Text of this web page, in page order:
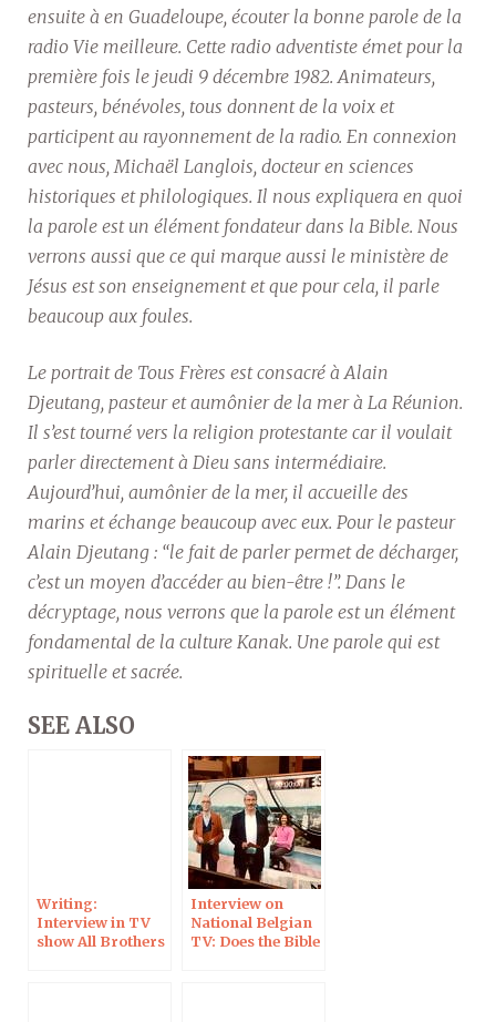
ensuite à en Guadeloupe, écouter la bonne parole de la
radio Vie meilleure. Cette radio adventiste émet pour la
première fois le jeudi 9 décembre 1982. Animateurs,
pasteurs, bénévoles, tous donnent de la voix et
participent au rayonnement de la radio. En connexion
avec nous, Michaël Langlois, docteur en sciences
historiques et philologiques. Il nous expliquera en quoi
la parole est un élément fondateur dans la Bible. Nous
verrons aussi que ce qui marque aussi le ministère de
Jésus est son enseignement et que pour cela, il parle
beaucoup aux foules.
Le portrait de Tous Frères est consacré à Alain
Djeutang, pasteur et aumônier de la mer à La Réunion.
Il s’est tourné vers la religion protestante car il voulait
parler directement à Dieu sans intermédiaire.
Aujourd’hui, aumônier de la mer, il accueille des
marins et échange beaucoup avec eux. Pour le pasteur
Alain Djeutang : “le fait de parler permet de décharger,
c’est un moyen d’accéder au bien-être !”. Dans le
décryptage, nous verrons que la parole est un élément
fondamental de la culture Kanak. Une parole qui est
spirituelle et sacrée.
SEE ALSO
Writing:
Interview in TV
show All Brothers
Interview on
National Belgian
TV: Does the Bible